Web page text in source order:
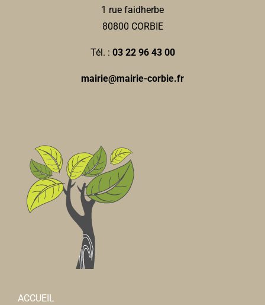
1 rue faidherbe
80800 CORBIE
Tél. : 03 22 96 43 00
mairie@mairie-corbie.fr
ACCUEIL